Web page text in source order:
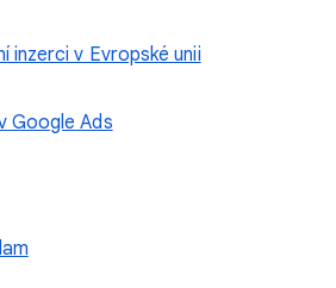
inzerci v Evropské unii
Google Ads